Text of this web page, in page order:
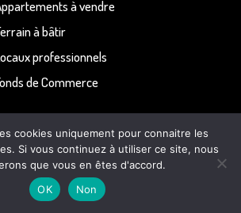
à vendre
à bâtir
professionnels
de Commerce
secteur :
- Albert
cookies uniquement pour connaitre les
Si vous continuez à utiliser ce site, nous
que vous en êtes d'accord.
OK
Non